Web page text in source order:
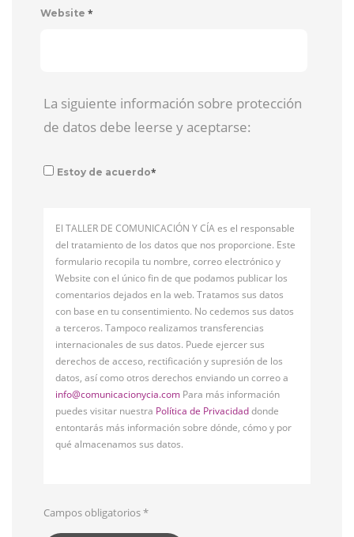
Website *
La siguiente información sobre protección
de datos debe leerse y aceptarse:
Estoy de acuerdo*
El TALLER DE COMUNICACIÓN Y CÍA es el responsable
del tratamiento de los datos que nos proporcione. Este
formulario recopila tu nombre, correo electrónico y
Website con el único fin de que podamos publicar los
comentarios dejados en la web. Tratamos sus datos
con base en tu consentimiento. No cedemos sus datos
a terceros. Tampoco realizamos transferencias
internacionales de sus datos. Puede ejercer sus
derechos de acceso, rectificación y supresión de los
datos, así como otros derechos enviando un correo a
info@comunicacionycia.com Para más información
puedes visitar nuestra Política de Privacidaddonde
entontarás más información sobre dónde, cómo y por
qué almacenamos sus datos.
Campos obligatorios*